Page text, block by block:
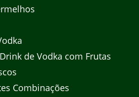
de Vodka com Frutas
Combinações